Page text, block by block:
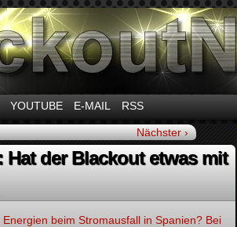
YOUTUBE E-MAIL RSS
Nächster ›
der Blackout etwas mit
beim Stromausfall in Spanien? Bei